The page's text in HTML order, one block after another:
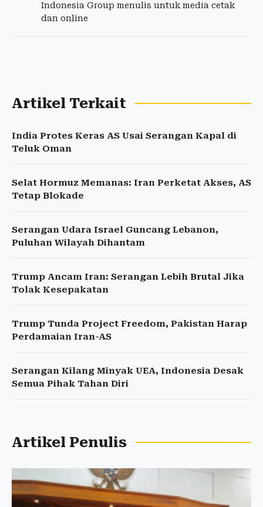
Indonesia Group menulis untuk media cetak
dan online
Artikel Terkait
India Protes Keras AS Usai Serangan Kapal di
Teluk Oman
Selat Hormuz Memanas: Iran Perketat Akses, AS
Tetap Blokade
Serangan Udara Israel Guncang Lebanon,
Puluhan Wilayah Dihantam
Trump Ancam Iran: Serangan Lebih Brutal Jika
Tolak Kesepakatan
Trump Tunda Project Freedom, Pakistan Harap
Perdamaian Iran-AS
Serangan Kilang Minyak UEA, Indonesia Desak
Semua Pihak Tahan Diri
Artikel Penulis